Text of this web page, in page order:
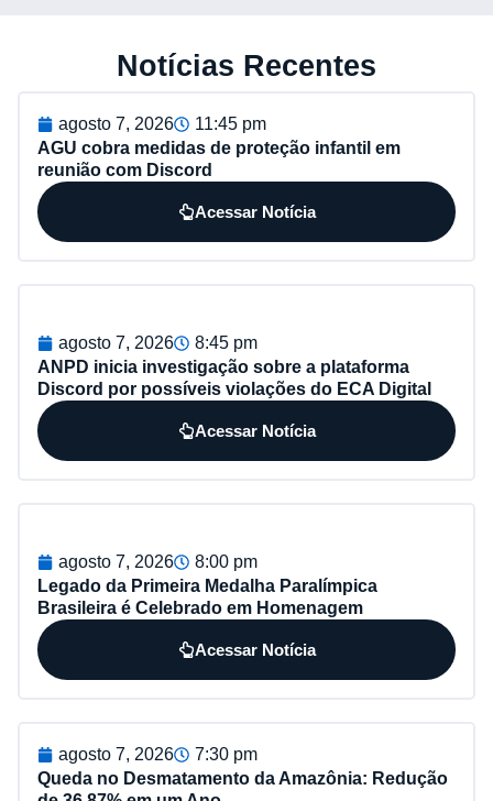
Notícias Recentes
agosto 7, 2026
11:45 pm
AGU cobra medidas de proteção infantil em
reunião com Discord
Acessar Notícia
agosto 7, 2026
8:45 pm
ANPD inicia investigação sobre a plataforma
Discord por possíveis violações do ECA Digital
Acessar Notícia
agosto 7, 2026
8:00 pm
Legado da Primeira Medalha Paralímpica
Brasileira é Celebrado em Homenagem
Acessar Notícia
agosto 7, 2026
7:30 pm
Queda no Desmatamento da Amazônia: Redução